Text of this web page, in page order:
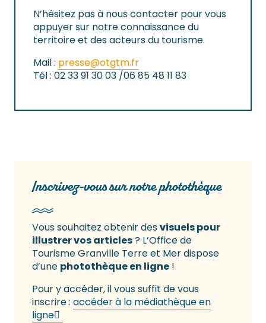
N’hésitez pas à nous contacter pour vous
appuyer sur notre connaissance du
territoire et des acteurs du tourisme.
Mail : presse@otgtm.fr
Tél : 02 33 91 30 03 /06 85 48 11 83
Inscrivez-vous sur notre photothèque
Vous souhaitez obtenir desvisuels pour
illustrer vos articles? L’Office de
Tourisme Granville Terre et Mer dispose
d’une photothèque en ligne !
Pour y accéder, il vous suffit de vous
inscrire : accéder à la médiathèque en
ligne